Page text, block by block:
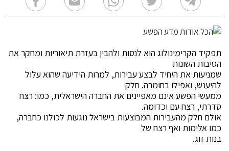
תפקיד הקרימינולוג הוא לנסות ולהבין בעזרת תיאוריות ומחקר את
הסיבות השונות
שמניעות את היחיד לבצע עבירות, למרות הידיעה שהוא עלול
להיענש, ואפילו בחומרה. חלק
ממעשי הפשע אינם מאפיינים את החברה הישראלית, כמו: רצח
סדרתי, רצח עם וכדומה.
אולם חלק מהעבירות המבוצעות בישראל נוגעות לכולנו כחברה,
כמו אלימות ואף רצח של
בנות זוג.